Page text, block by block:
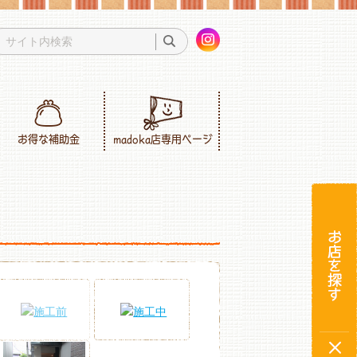
お得な補助金 madoka店専用ページ